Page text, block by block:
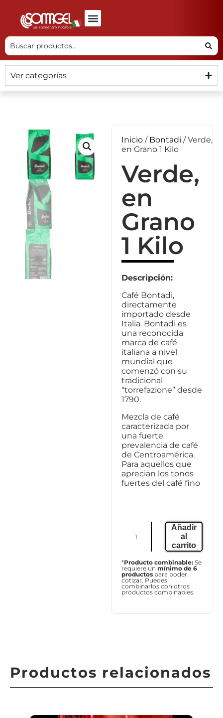
Ver categorías
Inicio / Bontadi / Verde,
en Grano 1 Kilo
Verde,
en
Grano
1 Kilo
Descripción:
Café Bontadi,
directamente
importado desde
Italia. Bontadi es
una reconocida
marca de café
italiana a nivel
mundial que
comenzó con su
tradicional
“torrefazione” desde
1790.
Mezcla de café
caracterizada por
una fuerte
prevalencia de café
de Centroamérica.
Para aquellos que
aprecian los tonos
fuertes del café fino
Añadir
al
carrito
*Producto combinable: Se
requiere unmínimo de 6
productos para poder
cotizar. Puedes
combinarlos con otros
productos combinables.
Productos relacionados